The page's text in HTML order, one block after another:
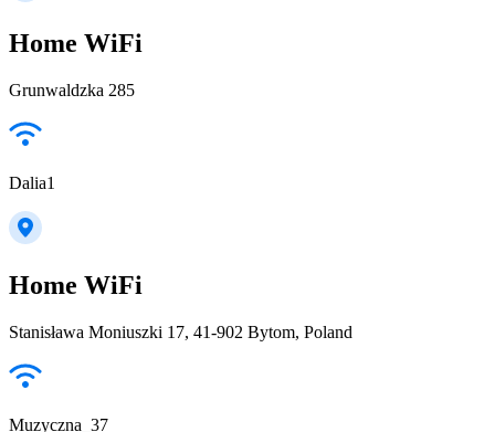
Home WiFi
Grunwaldzka 285
Dalia1
Home WiFi
Stanisława Moniuszki 17, 41-902 Bytom, Poland
Muzyczna_37